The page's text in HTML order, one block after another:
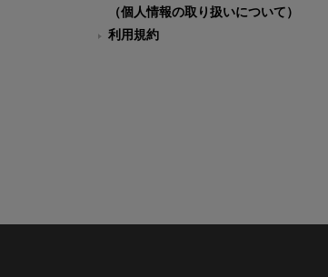
（個人情報の取り扱いについて）
利用規約